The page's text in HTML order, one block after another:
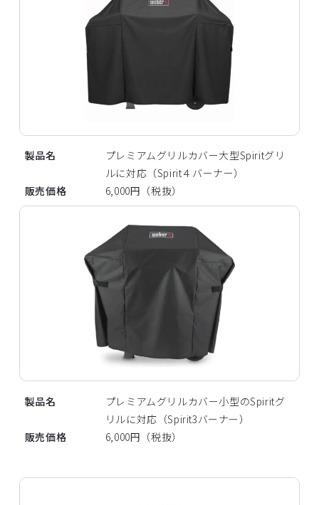
製品名
プレミアムグリルカバー大型Spiritグリ
ルに対応（Spirit４バーナー）
販売価格
6,000円（税抜）
製品名
プレミアムグリルカバー小型のSpiritグ
リルに対応（Spirit3バーナー）
販売価格
6,000円（税抜）